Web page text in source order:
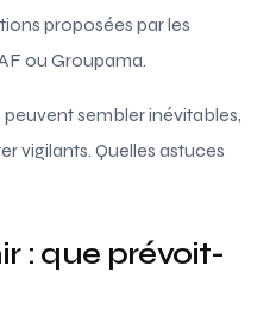
proposées par les
ou Groupama.
sembler inévitables,
vigilants. Quelles astuces
: que prévoit-